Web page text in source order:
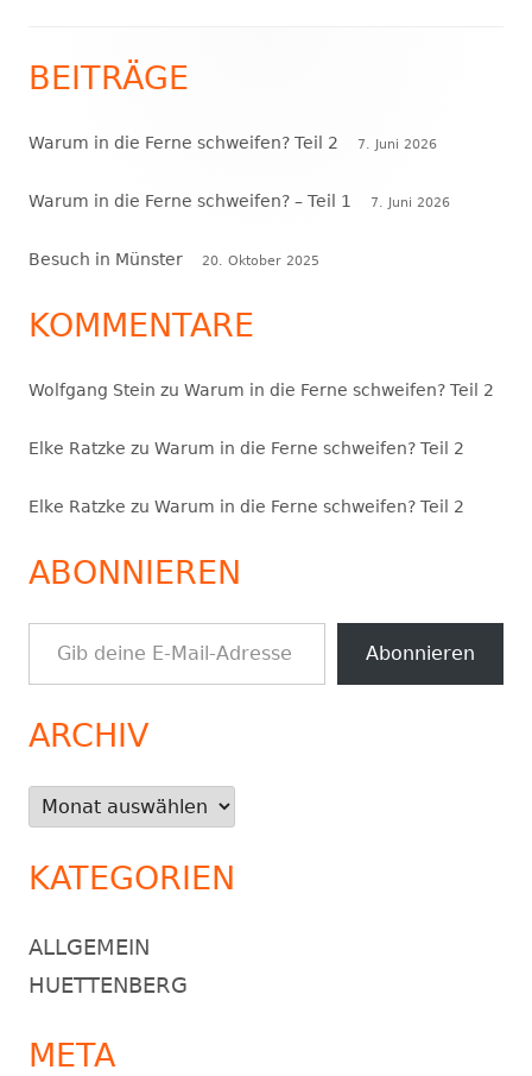
Haupt-
Seitenleiste
BEITRÄGE
Warum in die Ferne schweifen? Teil 2 7. Juni 2026
Warum in die Ferne schweifen? – Teil 1 7. Juni 2026
Besuch in Münster 20. Oktober 2025
KOMMENTARE
Wolfgang Stein zu Warum in die Ferne schweifen? Teil 2
Elke Ratzke zu Warum in die Ferne schweifen? Teil 2
Elke Ratzke zu Warum in die Ferne schweifen? Teil 2
ABONNIEREN
Gib deine E-Mail-Adresse ein ...
Abonnieren
ARCHIV
Archiv
KATEGORIEN
ALLGEMEIN
HUETTENBERG
META